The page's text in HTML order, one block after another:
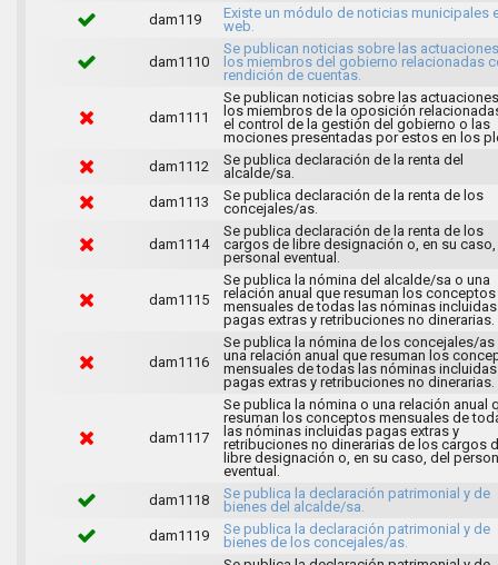
dam119
Existe un módulo de noticias municipales
web.
dam1110
Se publican noticias sobre las
los miembros del gobierno relacionadas
rendición de cuentas.
dam1111
Se publican noticias sobre las
los miembros de la oposición
el control de la gestión del gobierno o las
mociones presentadas por estos en los
dam1112
Se publica declaración de la renta del
alcalde/sa.
dam1113
Se publica declaración de la renta de los
concejales/as.
dam1114
Se publica declaración de la renta de los
cargos de libre designación o, en su
personal eventual.
dam1115
Se publica la nómina del alcalde/sa o una
relación anual que resuman los conceptos
mensuales de todas las nóminas incluidas
pagas extras y retribuciones no dinerarias.
dam1116
Se publica la nómina de los concejales/as
una relación anual que resuman los
mensuales de todas las nóminas incluidas
pagas extras y retribuciones no dinerarias.
dam1117
Se publica la nómina o una relación anual
resuman los conceptos mensuales de
las nóminas incluidas pagas extras y
retribuciones no dinerarias de los cargos
libre designación o, en su caso, del
eventual.
dam1118
Se publica la declaración patrimonial y de
bienes del alcalde/sa.
dam1119
Se publica la declaración patrimonial y de
bienes de los concejales/as.